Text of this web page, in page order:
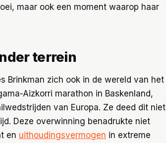
maar ook een moment waarop haar
terrein
Brinkman zich ook in de wereld van het
Aizkorri marathon in Baskenland,
van Europa. Ze deed dit niet
Deze overwinning benadrukte niet
en uithoudingsvermogen in extreme